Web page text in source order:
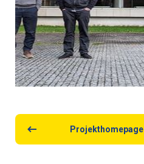
Projekthomepage